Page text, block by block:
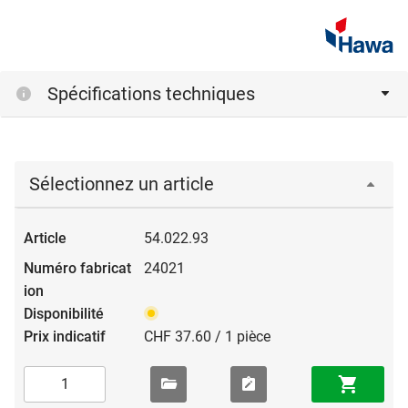
Spécifications techniques
Sélectionnez un article
54.022.93
24021
CHF 37.60 / 1 pièce